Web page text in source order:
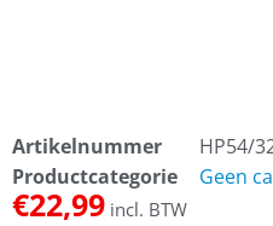
Artikelnummer
HP54/
Productcategorie
Geen
€22,99 incl. BTW